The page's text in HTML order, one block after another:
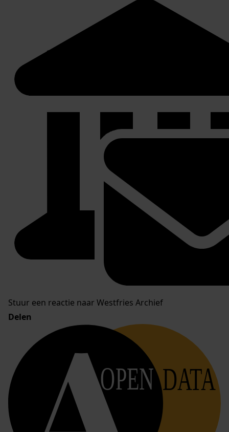
Stuur een reactie naar Westfries Archief
Delen
OPEN DATA